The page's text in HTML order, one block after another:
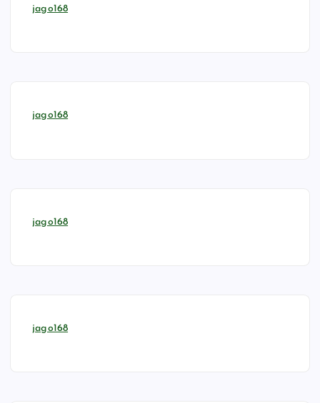
jago168
jago168
jago168
jago168